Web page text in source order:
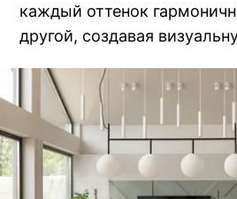
каждый оттенок
другой, создавая